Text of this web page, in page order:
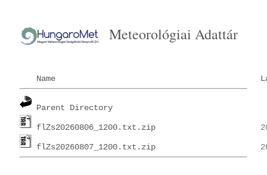
Meteorológiai Adattár
Name
Parent Directory
flZs20260806_1200.txt.zip
flZs20260807_1200.txt.zip